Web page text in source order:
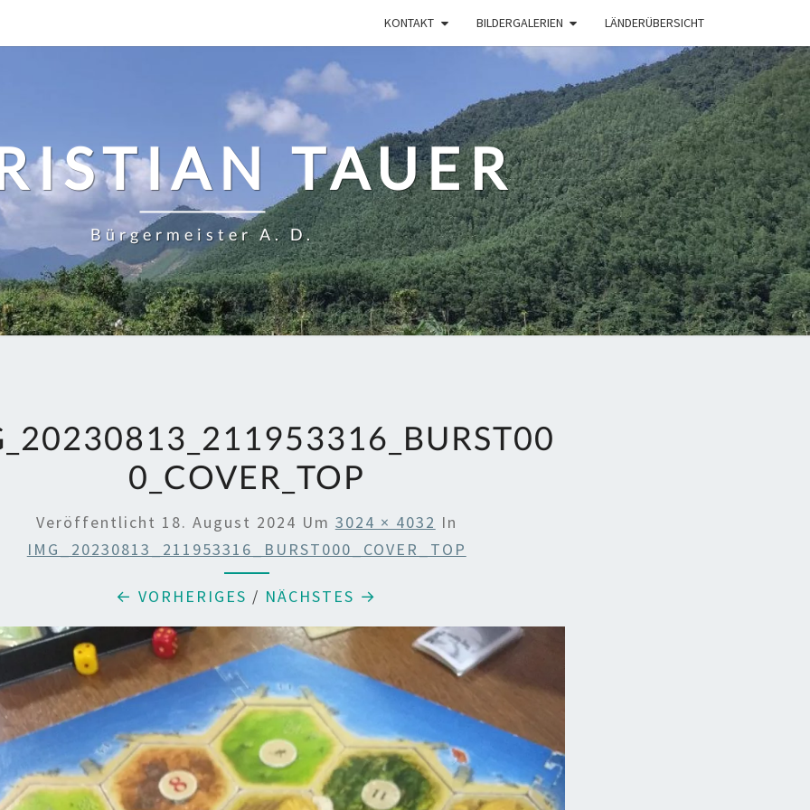
KONTAKT BILDERGALERIEN LÄNDERÜBERSICHT
TAUER
Bürgermeister A. D.
0_COVER_TOP
Veröffentlicht 18. August 2024 Um 3024 × 4032 In
IMG_20230813_211953316_BURST000_COVER_TOP
← VORHERIGES / NÄCHSTES →